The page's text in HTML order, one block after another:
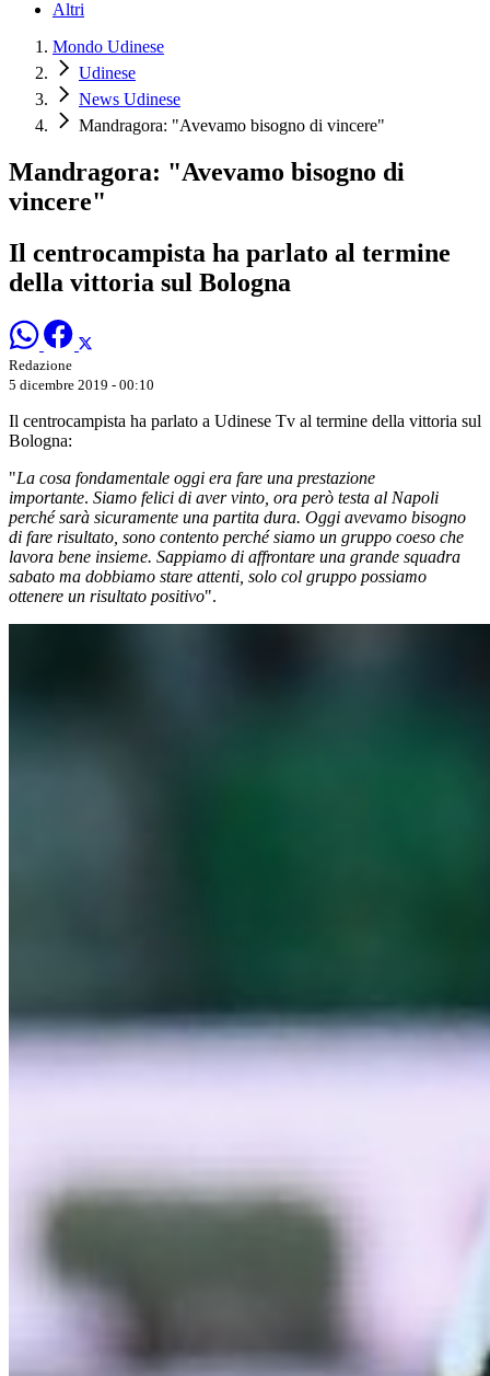
Altri
Mondo Udinese
Udinese
News Udinese
Mandragora: "Avevamo bisogno di vincere"
Mandragora: "Avevamo bisogno di
vincere"
Il centrocampista ha parlato al termine
della vittoria sul Bologna
Redazione
5 dicembre 2019 - 00:10
Il centrocampista ha parlato a Udinese Tv al termine della vittoria sul
Bologna:
"La cosa fondamentale oggi era fare una prestazione
importante. Siamo felici di aver vinto, ora però testa al Napoli
perché sarà sicuramente una partita dura. Oggi avevamo bisogno
di fare risultato, sono contento perché siamo un gruppo coeso che
lavora bene insieme. Sappiamo di affrontare una grande squadra
sabato ma dobbiamo stare attenti, solo col gruppo possiamo
ottenere un risultato positivo".